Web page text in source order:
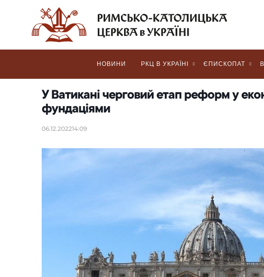
НОВИНИ РКЦ В УКРАЇНІ ЄПИСКОПАТ
У Ватикані черговий етап реформ у
фундаціями
06.12.202214:09